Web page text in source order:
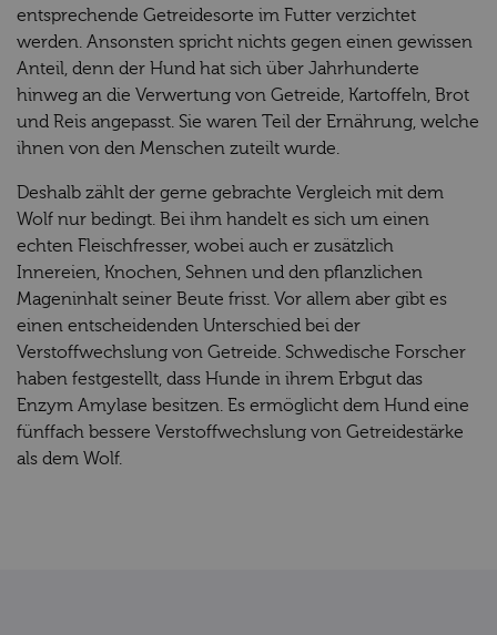
entsprechende Getreidesorte im Futter verzichtet
werden. Ansonsten spricht nichts gegen einen gewissen
Anteil, denn der Hund hat sich über Jahrhunderte
hinweg an die Verwertung von Getreide, Kartoffeln, Brot
und Reis angepasst. Sie waren Teil der Ernährung, welche
ihnen von den Menschen zuteilt wurde.
Deshalb zählt der gerne gebrachte Vergleich mit dem
Wolf nur bedingt. Bei ihm handelt es sich um einen
echten Fleischfresser, wobei auch er zusätzlich
Innereien, Knochen, Sehnen und den pflanzlichen
Mageninhalt seiner Beute frisst. Vor allem aber gibt es
einen entscheidenden Unterschied bei der
Verstoffwechslung von Getreide. Schwedische Forscher
haben festgestellt, dass Hunde in ihrem Erbgut das
Enzym Amylase besitzen. Es ermöglicht dem Hund eine
fünffach bessere Verstoffwechslung von Getreidestärke
als dem Wolf.